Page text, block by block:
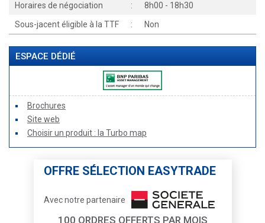
Horaires de négociation
:
8h00 - 18h30
Sous-jacent éligible à la TTF
: Non
ESPACE DÉDIÉ
Brochures
Site web
Choisir un produit : la Turbo map
OFFRE SÉLECTION EASYTRADE
Avec notre partenaire
100 ORDRES OFFERTS PAR MOIS